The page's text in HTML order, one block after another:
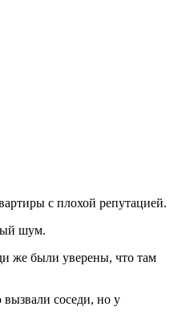
с плохой репутацией.
шум.
же были уверены, что там
соседи, но у